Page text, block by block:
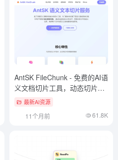
AntSK FileChunk - 免费的AI语
义文档切片工具，动态切片调
整 最新AI资源
11个月前 61.8K